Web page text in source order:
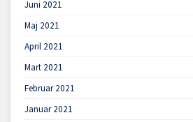
Juni 2021
Maj 2021
April 2021
Mart 2021
Februar 2021
Januar 2021